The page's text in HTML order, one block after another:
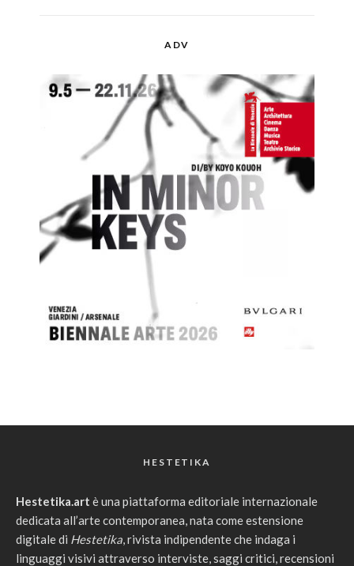
ADV
HESTETIKA
Hestetika.art è una piattaforma editoriale internazionale
dedicata all’arte contemporanea, nata come estensione
digitale di Hestetika, rivista indipendente che indaga i
linguaggi visivi attraverso interviste, saggi critici, recensioni